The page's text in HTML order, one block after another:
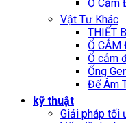
Ổ Cắm
Vật Tư Khác
THIẾT
Ổ CẮM
Ổ cắm
Ống
Đế Âm
kỹ thuật
Giải pháp tối